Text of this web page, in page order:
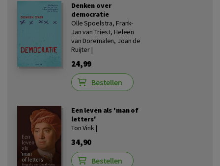
Denken over
democratie
Olle Spoelstra, Frank-
Jan van Triest, Heleen
van Doremalen, Joan de
Ruijter |
24,99
Bestellen
Een leven als 'man of
letters'
Ton Vink |
34,90
Bestellen